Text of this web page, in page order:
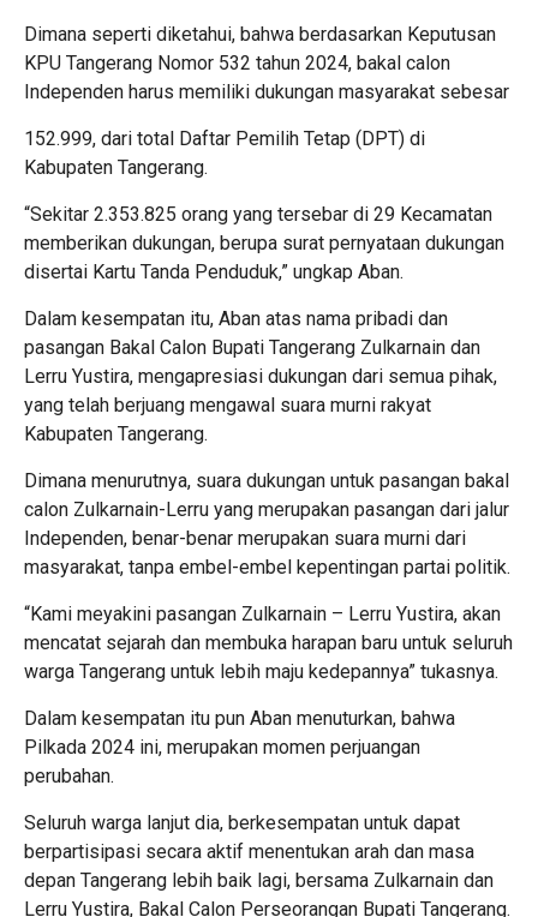
Dimana seperti diketahui, bahwa berdasarkan Keputusan
KPU Tangerang Nomor 532 tahun 2024, bakal calon
Independen harus memiliki dukungan masyarakat sebesar
152.999, dari total Daftar Pemilih Tetap (DPT) di
Kabupaten Tangerang.
“Sekitar 2.353.825 orang yang tersebar di 29 Kecamatan
memberikan dukungan, berupa surat pernyataan dukungan
disertai Kartu Tanda Penduduk,” ungkap Aban.
Dalam kesempatan itu, Aban atas nama pribadi dan
pasangan Bakal Calon Bupati Tangerang Zulkarnain dan
Lerru Yustira, mengapresiasi dukungan dari semua pihak,
yang telah berjuang mengawal suara murni rakyat
Kabupaten Tangerang.
Dimana menurutnya, suara dukungan untuk pasangan bakal
calon Zulkarnain-Lerru yang merupakan pasangan dari jalur
Independen, benar-benar merupakan suara murni dari
masyarakat, tanpa embel-embel kepentingan partai politik.
“Kami meyakini pasangan Zulkarnain – Lerru Yustira, akan
mencatat sejarah dan membuka harapan baru untuk seluruh
warga Tangerang untuk lebih maju kedepannya” tukasnya.
Dalam kesempatan itu pun Aban menuturkan, bahwa
Pilkada 2024 ini, merupakan momen perjuangan
perubahan.
Seluruh warga lanjut dia, berkesempatan untuk dapat
berpartisipasi secara aktif menentukan arah dan masa
depan Tangerang lebih baik lagi, bersama Zulkarnain dan
Lerru Yustira, Bakal Calon Perseorangan Bupati Tangerang.